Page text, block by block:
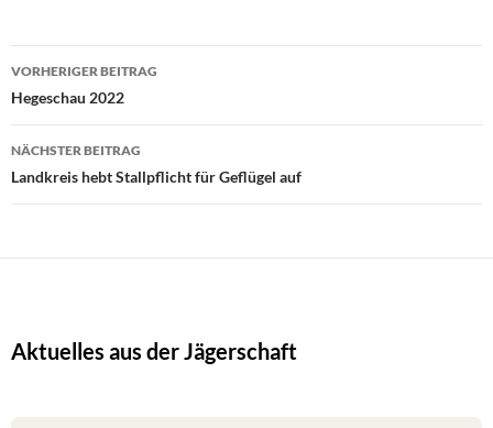
Beitragsnavigation
VORHERIGER BEITRAG
Hegeschau 2022
NÄCHSTER BEITRAG
Landkreis hebt Stallpflicht für Geflügel auf
Aktuelles aus der Jägerschaft